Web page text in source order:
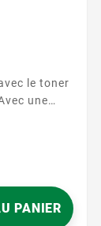
le toner
une
PANIER